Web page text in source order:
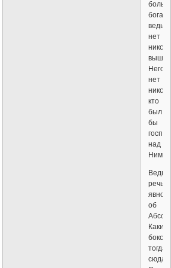
бога,
ведь
нет
никого
выше
Него,
нет
кто
был
бы
над
Ним."
Ведь
речь
явно
об
Каким
боком
тогда
сюда